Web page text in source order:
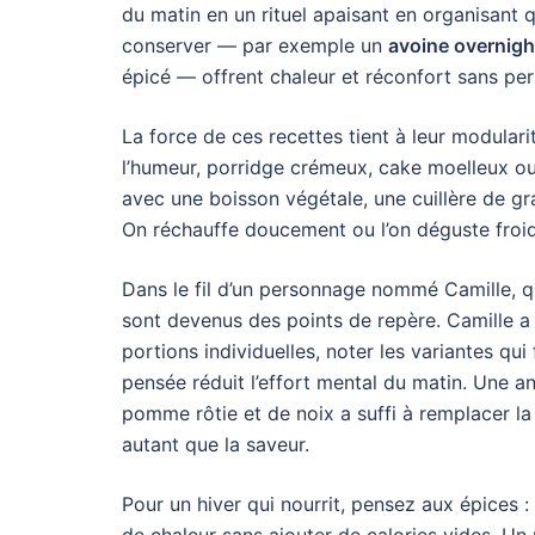
du matin en un rituel apaisant en organisant
conserver — par exemple un avoine
épicé — offrent chaleur et réconfort sans
La force de ces recettes tient à leur
l’humeur, porridge crémeux, cake moelleux
avec une boisson végétale, une cuillère de
On réchauffe doucement ou l’on déguste
Dans le fil d’un personnage nommé
sont devenus des points de repère. Camille
portions individuelles, noter les variantes
pensée réduit l’effort mental du matin. Une
pomme rôtie et de noix a suffi à remplacer
autant que la saveur.
Pour un hiver qui nourrit, pensez aux épices